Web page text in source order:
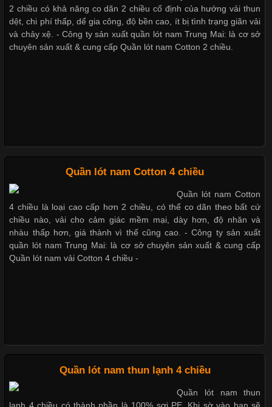
Cập nhật 2026-05-27 17:03:46
Vải Lycra Là Gì? Chất Liệu Co Giãn Được Ưa Chuộng Trong
Ngành May Mặc Trong ngành thời trang hiện đại, các loại vải có
Trong những năm gần đây, vải Bamboo đang trở thành một
trong những chất liệu được yêu thích trong ngành thời trang
nhờ đặc tính mềm mại, thoáng khí và thân thiện với môi trường.
Không chỉ được ứng dụng trong quần áo thường ngày, loại vải
này còn xuất hiện nhiều trong các sản phẩm đồ lót
Vải thun là một trong những chất liệu được sử dụng rộng rãi
nhất trong ngành thời trang nhờ đặc tính co giãn, mềm mại và
thoải mái khi mặc. Từ áo thun, đồ thể thao cho đến đồ lót nam,
2 chiều có khả năng co dãn 2 chiều cố định của hướng vải thun
dệt, chi phí thấp, dể gia công, độ bền cao, ít bị tình trạng giãn vải
và chảy xệ. - Công ty sản xuất quần lót nam Trung Mai: là cơ sở
chuyên sản xuất & cung cấp Quần lót nam Cotton 2 chiều.
Quần lót nam Cotton 4 chiều
Quần lót nam Cotton
4 chiều là loại cao cấp hơn 2 chiều, có thể co dãn theo bất cứ
chiều nào, vải cho cảm giác mềm mại, dày hơn, độ nhăn và
nhàu thấp hơn, giá thành vì thế cũng cao. - Công ty sản xuất
quần lót nam Trung Mai: là cơ sở chuyên sản xuất & cung cấp
Quần lót nam vải Cotton 4 chiều -
Quần lót nam thun lạnh 4 chiều
Quần lót nam thun
lạnh 4 chiều có thành phần là 100% sợi PE. Khi sờ vào bạn sẽ